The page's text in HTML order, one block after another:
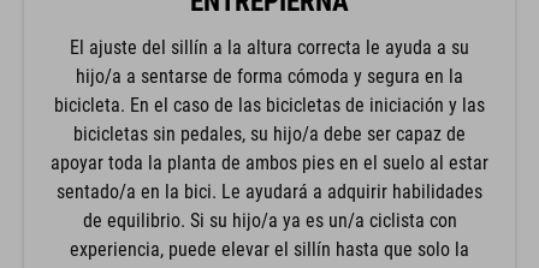
El ajuste del sillín a la altura correcta le ayuda a su
hijo/a a sentarse de forma cómoda y segura en la
bicicleta. En el caso de las bicicletas de iniciación y las
bicicletas sin pedales, su hijo/a debe ser capaz de
apoyar toda la planta de ambos pies en el suelo al estar
sentado/a en la bici. Le ayudará a adquirir habilidades
de equilibrio. Si su hijo/a ya es un/a ciclista con
experiencia, puede elevar el sillín hasta que solo la